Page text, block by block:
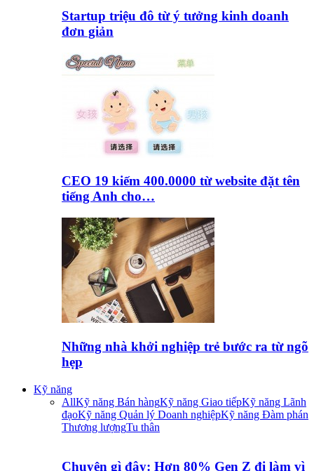
Startup triệu đô từ ý tưởng kinh doanh
đơn giản
CEO 19 kiếm 400.0000 từ website đặt tên
tiếng Anh cho…
Những nhà khởi nghiệp trẻ bước ra từ ngõ
hẹp
Kỹ năng
AllKỹ năng Bán hàngKỹ năng Giao tiếpKỹ năng Lãnh
đạoKỹ năng Quản lý Doanh nghiệpKỹ năng Đàm phán
Thương lượngTu thân
Chuyện gì đây: Hơn 80% Gen Z đi làm vì